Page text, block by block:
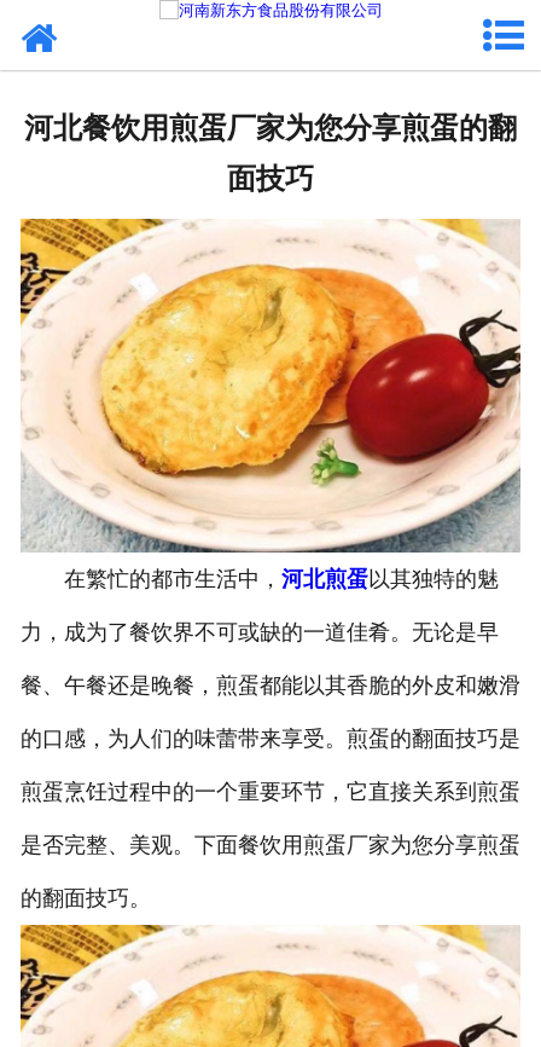
新闻资讯
关于新东方
加入新东方
河北餐饮用煎蛋厂家为您分享煎蛋的翻
面技巧
在繁忙的都市生活中， 河北煎蛋以其独特的魅
力，成为了餐饮界不可或缺的一道佳肴。无论是早
餐、午餐还是晚餐，煎蛋都能以其香脆的外皮和嫩滑
的口感，为人们的味蕾带来享受。煎蛋的翻面技巧是
煎蛋烹饪过程中的一个重要环节，它直接关系到煎蛋
是否完整、美观。下面餐饮用煎蛋厂家为您分享煎蛋
的翻面技巧。